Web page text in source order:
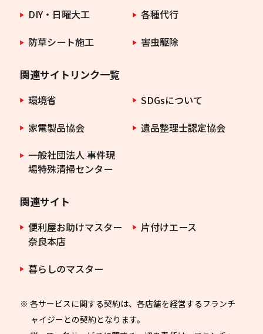
DIY・日曜大工
各種代行
防草シート施工
害虫駆除
関連サイトリンク一覧
環境省
SDGsについて
家電製品協会
遺品整理士認定協会
一般社団法人 事件現
場特殊清掃センター
関連サイト
便利屋お助けマスター
奈良本店
片付けエース
暮らしのマスター
※ 各サービスに関する契約は、各店舗を経営するフランチ
ャイジーとの契約となります。